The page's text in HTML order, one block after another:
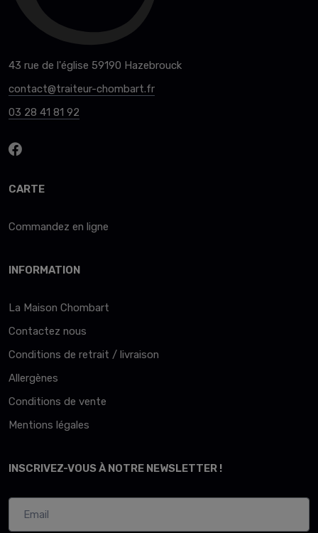
43 rue de l'église 59190 Hazebrouck
contact@traiteur-chombart.fr
03 28 41 81 92
CARTE
Commandez en ligne
INFORMATION
La Maison Chombart
Contactez nous
Conditions de retrait / livraison
Allergènes
Conditions de vente
Mentions légales
INSCRIVEZ-VOUS À NOTRE NEWSLETTER !